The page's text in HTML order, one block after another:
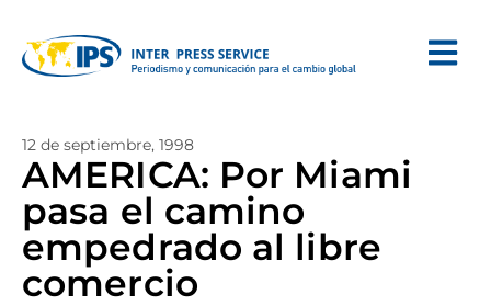
12 de septiembre, 1998
AMERICA: Por Miami
pasa el camino
empedrado al libre
comercio